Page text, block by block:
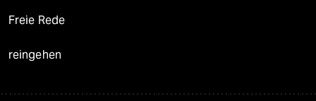
Freie Rede
reingehen